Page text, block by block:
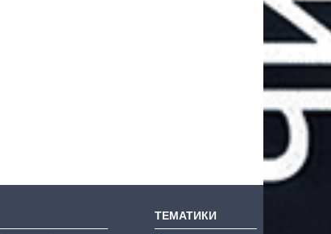
ТЕМАТИКИ